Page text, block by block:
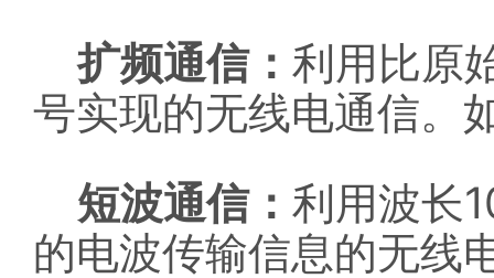
扩频通信： 利用比原
号实现的无线电通信。
短波通信： 利用波长
的电波传输信息的无线